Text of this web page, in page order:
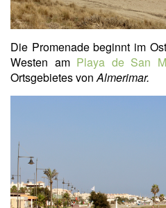
Die Promenade beginnt im
Westen am Playa de San
Ortsgebietes vonAlmerimar.